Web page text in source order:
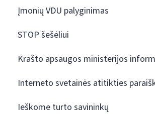
Įmonių VDU palyginimas
STOP šešėliui
Krašto apsaugos ministerijos
Interneto svetainės atitikties
Ieškome turto savininkų